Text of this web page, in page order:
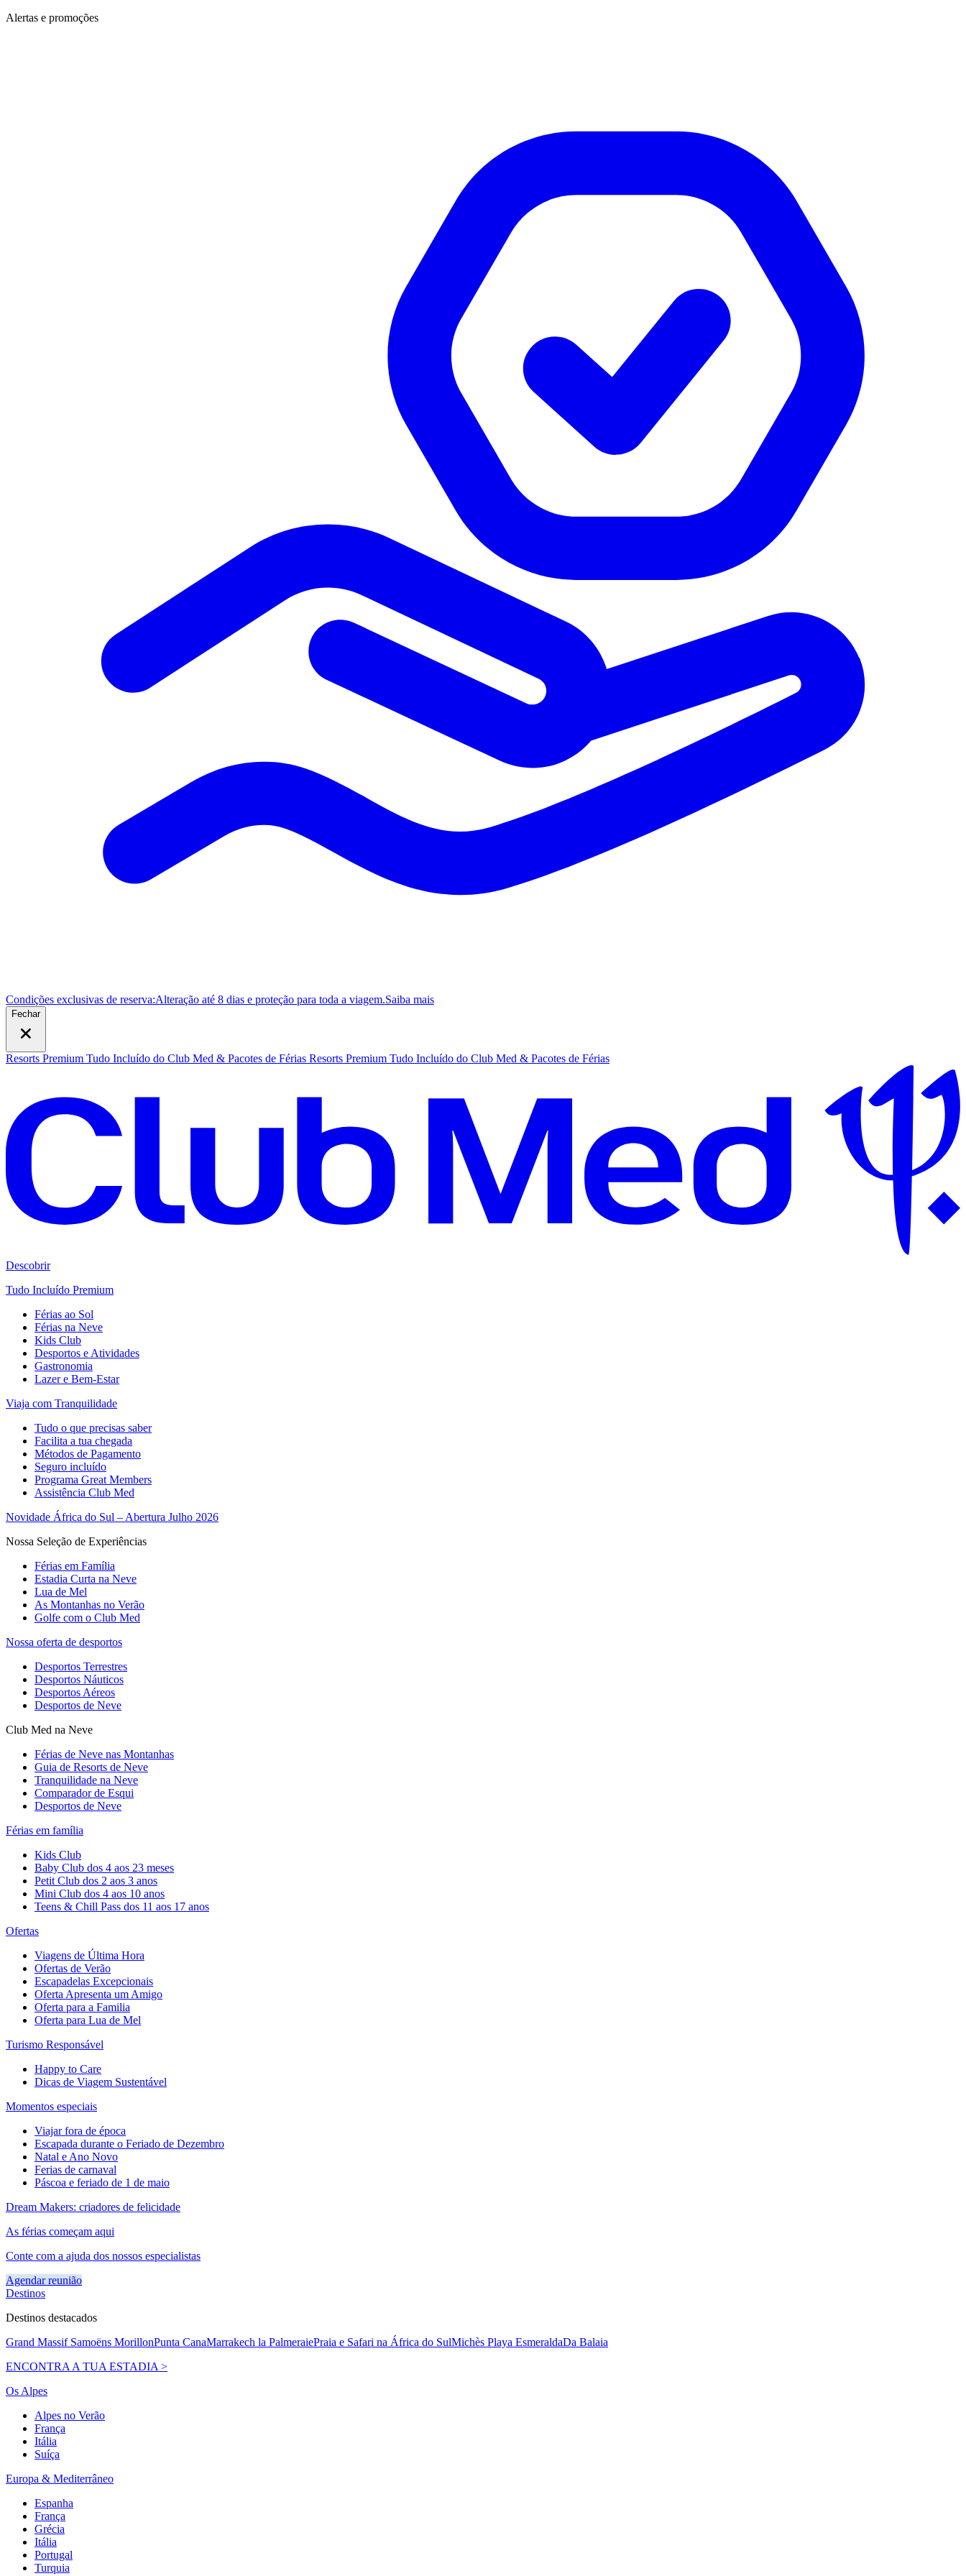
Alertas e promoções
Condições exclusivas de reserva:Alteração até 8 dias e proteção para toda a viagem.Saiba mais
Fechar
Resorts Premium Tudo Incluído do Club Med & Pacotes de Férias Resorts Premium Tudo Incluído do Club Med & Pacotes de Férias
Descobrir
Tudo Incluído Premium
Férias ao Sol
Férias na Neve
Kids Club
Desportos e Atividades
Gastronomia
Lazer e Bem-Estar
Viaja com Tranquilidade
Tudo o que precisas saber
Facilita a tua chegada
Métodos de Pagamento
Seguro incluído
Programa Great Members
Assistência Club Med
Novidade África do Sul – Abertura Julho 2026
Nossa Seleção de Experiências
Férias em Família
Estadia Curta na Neve
Lua de Mel
As Montanhas no Verão
Golfe com o Club Med
Nossa oferta de desportos
Desportos Terrestres
Desportos Náuticos
Desportos Aéreos
Desportos de Neve
Club Med na Neve
Férias de Neve nas Montanhas
Guia de Resorts de Neve
Tranquilidade na Neve​
Comparador de Esqui
Desportos de Neve
Férias em família
Kids Club
Baby Club dos 4 aos 23 meses
Petit Club dos 2 aos 3 anos
Mini Club dos 4 aos 10 anos
Teens & Chill Pass dos 11 aos 17 anos
Ofertas
Viagens de Última Hora
Ofertas de Verão
Escapadelas Excepcionais
Oferta Apresenta um Amigo
Oferta para a Familia
Oferta para Lua de Mel
Turismo Responsável
Happy to Care
Dicas de Viagem Sustentável
Momentos especiais
Viajar fora de época
Escapada durante o Feriado de Dezembro
Natal e Ano Novo
Ferias de carnaval
Páscoa e feriado de 1 de maio
Dream Makers: criadores de felicidade
As férias começam aqui
Conte com a ajuda dos nossos especialistas
Agendar reunião
Destinos
Destinos destacados
Grand Massif Samoëns MorillonPunta CanaMarrakech la PalmeraiePraia e Safari na África do SulMichès Playa EsmeraldaDa Balaia
ENCONTRA A TUA ESTADIA >
Os Alpes
Alpes no Verão
França
Itália
Suíça
Europa & Mediterrâneo
Espanha
França
Grécia
Itália
Portugal
Turquia